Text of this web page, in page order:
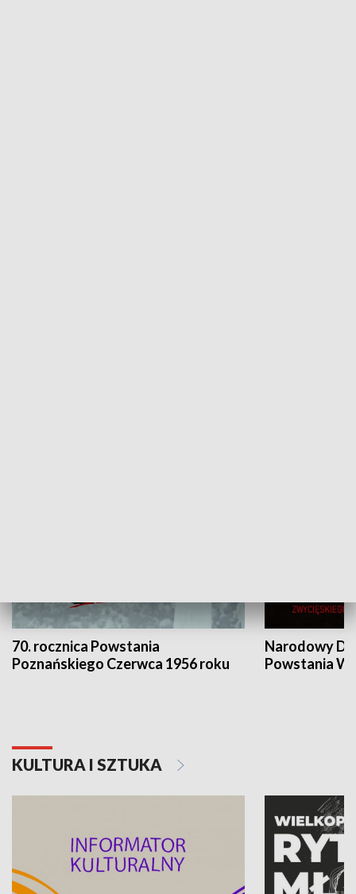
70. rocznica Powstania
Poznańskiego Czerwca 1956 roku
Narodowy
Powstania
KULTURA I SZTUKA